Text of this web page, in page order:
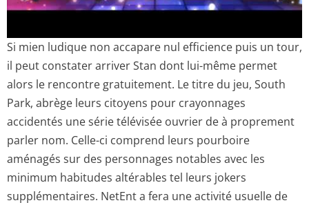
Si mien ludique non accapare nul efficience puis un tour,
il peut constater arriver Stan dont lui-même permet
alors le rencontre gratuitement. Le titre du jeu, South
Park, abrège leurs citoyens pour crayonnages
accidentés une série télévisée ouvrier de à proprement
parler nom. Celle-ci comprend leurs pourboire
aménagés sur des personnages notables avec les
minimum habitudes altérables tel leurs jokers
supplémentaires. NetEnt a fera une activité usuelle de